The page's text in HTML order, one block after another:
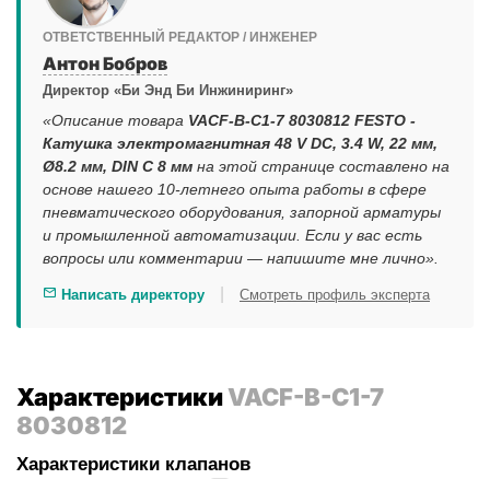
ОТВЕТСТВЕННЫЙ РЕДАКТОР / ИНЖЕНЕР
Антон Бобров
Директор «Би Энд Би Инжиниринг»
«Описание товара VACF-B-C1-7 8030812 FESTO -
Катушка электромагнитная 48 V DC, 3.4 W, 22 мм,
Ø8.2 мм, DIN C 8 мм на этой странице составлено на
основе нашего 10-летнего опыта работы в сфере
пневматического оборудования, запорной арматуры
и промышленной автоматизации. Если у вас есть
вопросы или комментарии — напишите мне лично».
Написать директору Смотреть профиль эксперта
ХарактеристикиVACF-B-C1-7
8030812
Характеристики клапанов